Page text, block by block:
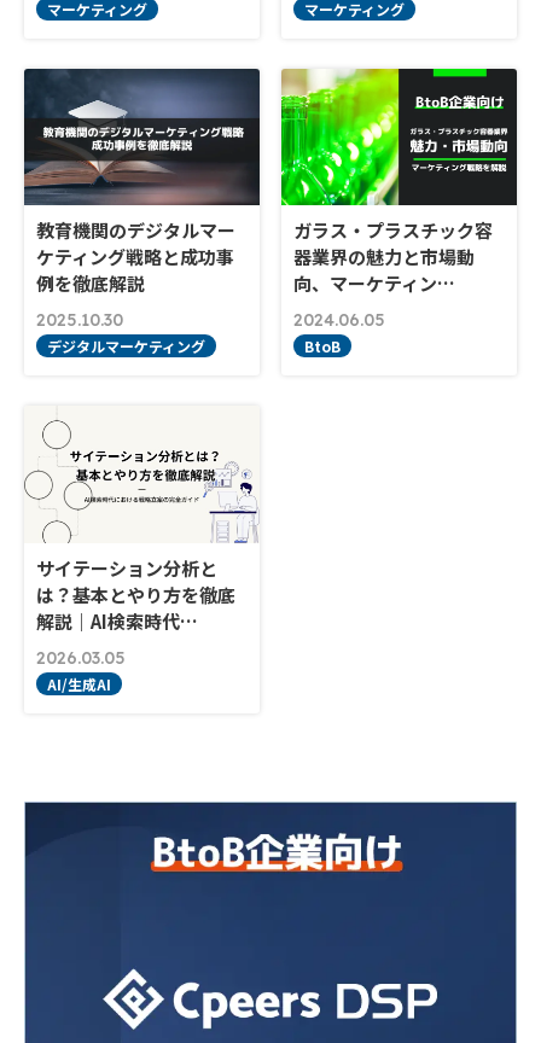
マーケティング マーケティング
教育機関のデジタルマー
ケティング戦略と成功事
例を徹底解説
2025.10.30
デジタルマーケティング
ガラス・プラスチック容
器業界の魅力と市場動
向、マーケティン…
2024.06.05
BtoB
サイテーション分析と
は？基本とやり方を徹底
解説｜AI検索時代…
2026.03.05
AI/生成AI